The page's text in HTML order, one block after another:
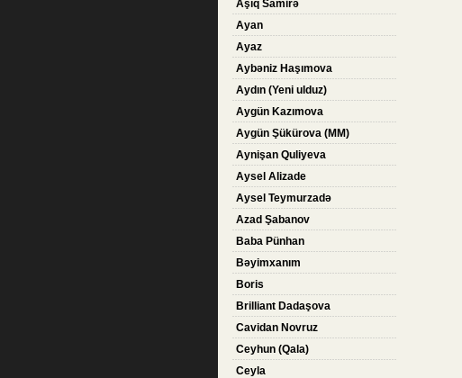
Aşıq Samirə
Ayan
Ayaz
Aybəniz Haşımova
Aydın (Yeni ulduz)
Aygün Kazımova
Aygün Şükürova (MM)
Aynişan Quliyeva
Aysel Alizade
Aysel Teymurzadə
Azad Şabanov
Baba Pünhan
Bəyimxanım
Boris
Brilliant Dadaşova
Cavidan Novruz
Ceyhun (Qala)
Ceyla